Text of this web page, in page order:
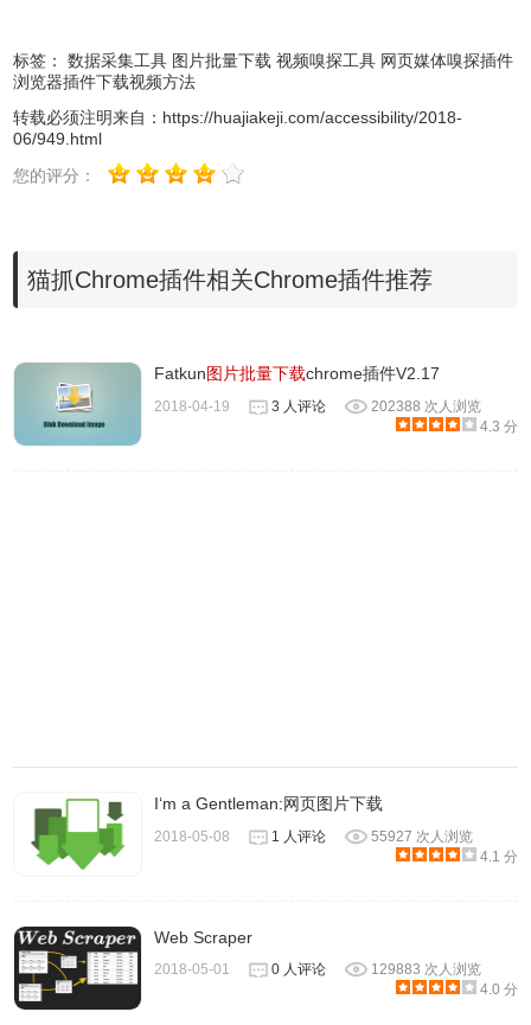
本文详细介绍猫抓插件怎么使用？猫抓
看
标签： 数据采集工具 图片批量下载 视频嗅探工具 网页媒体嗅探插件
浏览器插件下载视频方法
转载必须注明来自： https://huajiakeji.com/accessibility/2018-
06/949.html
您的评分：
猫抓Chrome插件相关Chrome插件推荐
Fatkun图片批量下载chrome插件V2.17
2018-04-19 3 人评论
202388 次人浏览
4.3 分
I‘m a Gentleman:网页图片下载
2018-05-08 1 人评论
55927 次人浏览
4.1 分
Web Scraper
2018-05-01 0 人评论
129883 次人浏览
4.0 分